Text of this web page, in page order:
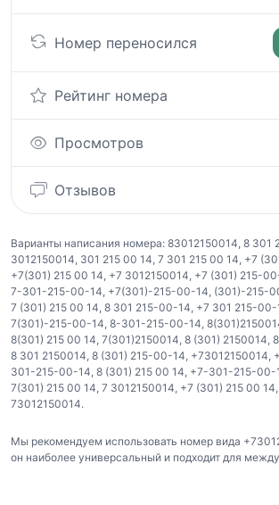
Номер переносился
Рейтинг номера
Просмотров
Отзывов
Варианты написания номера: 83012150014, 8 301
3012150014, 301 215 00 14, 7 301 215 00 14, +7
+7(301) 215 00 14, +7 3012150014, +7 (301) 215-
7-301-215-00-14, +7(301)-215-00-14, (301)-215-
7 (301) 215 00 14, 8 301 215-00-14, +7 301 215-00-
7(301)-215-00-14, 8-301-215-00-14,
8(301) 215 00 14, 7(301)2150014, 8 (301) 2150014,
8 301 2150014, 8 (301) 215-00-14, +73012150014,
301-215-00-14, 8 (301) 215 00 14, +7-301-215-00-
7(301) 215 00 14, 7 3012150014, +7 (301) 215 00 14,
73012150014.
Мы рекомендуем использовать номер вида
он наиболее универсальный и подходит для